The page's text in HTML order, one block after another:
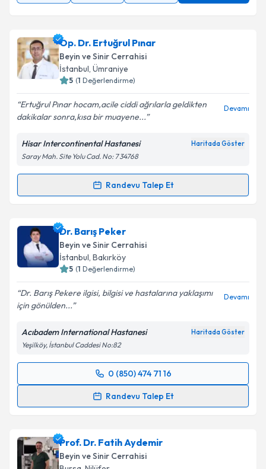
Op. Dr. Ertuğrul Pınar
Beyin ve Sinir Cerrahisi
İstanbul, Ümraniye
5 (1 Değerlendirme)
Ertuğrul Pınar hocam,acile ciddi ağrılarla geldikten
dakikalar sonra,kısa bir muayene...
Devamı
Hisar Intercontinental Hastanesi Haritada Göster
Saray Mah. Site Yolu Cad. No: 7 34768
Randevu Talep Et
Randevu Takvimi Talebi
Op. Dr. Ertuğrul Pınar
oluşturun. Size bu uzmandan randevu almanız için bir
takvim hazırlandığında e-posta ile bilgilendireceğiz.
Kişisel verilerimin işlenmesine ilişkin
Aydınlatma
Metni'ni okudum ve kişisel verilerimin belirtilen
kapsamda işlenmesini kabul ediyorum.
Takvim Talebini Gönder
Dr. Barış Peker
Beyin ve Sinir Cerrahisi
İstanbul, Bakırköy
5 (1 Değerlendirme)
Dr. Barış Pekere ilgisi, bilgisi ve hastalarına yaklaşımı
için gönülden...
Devamı
Acıbadem International Hastanesi Haritada Göster
Yeşilköy, İstanbul Caddesi No:82
0 (850) 474 71 16
Randevu Talep Et
Randevu Takvimi Talebi
hazırlandığında e-posta ile bilgilendireceğiz.
E-posta Adresiniz
Prof. Dr. Fatih Aydemir
Beyin ve Sinir Cerrahisi